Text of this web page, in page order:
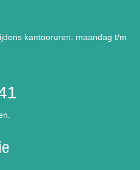
kantooruren: maandag t/m